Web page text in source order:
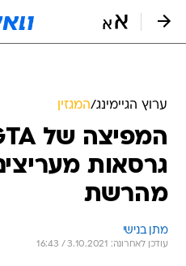
ערוץ הגיימינג/המגזין
גרסאות
מהרשת
מתן בנישי
עודכן לאחרונה: 3.10.2021 / 16:43